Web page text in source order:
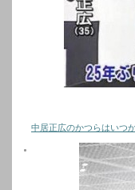
中居正広のかつらはいつ